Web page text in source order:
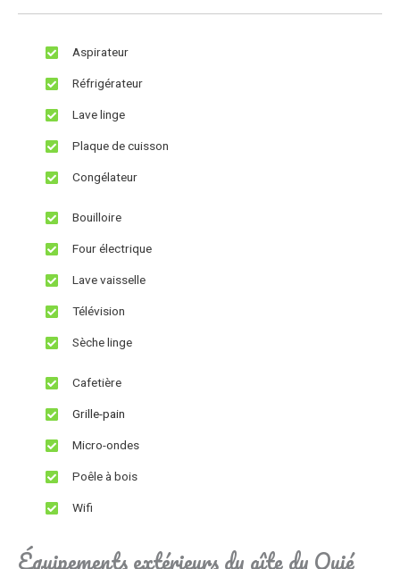
Aspirateur
Réfrigérateur
Lave linge
Plaque de cuisson
Congélateur
Bouilloire
Four électrique
Lave vaisselle
Télévision
Sèche linge
Cafetière
Grille-pain
Micro-ondes
Poêle à bois
Wifi
Équipements extérieurs du gîte du Quié